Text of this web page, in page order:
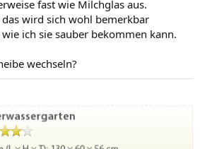
fast wie Milchglas aus.
wird sich wohl bemerkbar
ich sie sauber bekommen kann.
wechseln?